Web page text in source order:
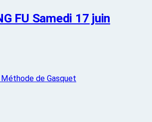
FU Samedi 17 juin